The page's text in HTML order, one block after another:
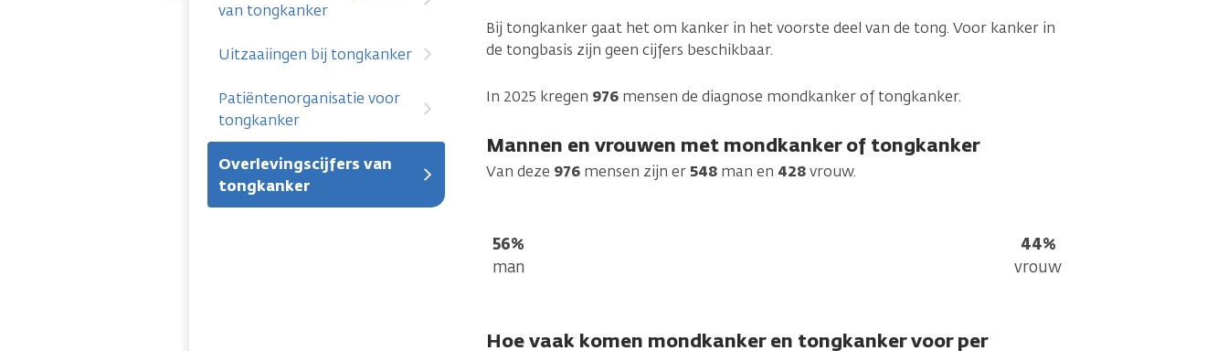
van tongkanker
Uitzaaiingen bij tongkanker
Patiëntenorganisatie voor
tongkanker
Overlevingscijfers van
tongkanker
Bij tongkanker gaat het om kanker in het voorste deel van de tong. Voor kanker in
de tongbasis zijn geen cijfers beschikbaar.
In 2025 kregen 976 mensen de diagnose mondkanker of tongkanker.
Mannen en vrouwen met mondkanker of tongkanker
Van deze 976 mensen zijn er548 man en 428vrouw.
56%
man
44%
vrouw
Hoe vaak komen mondkanker en tongkanker voor per